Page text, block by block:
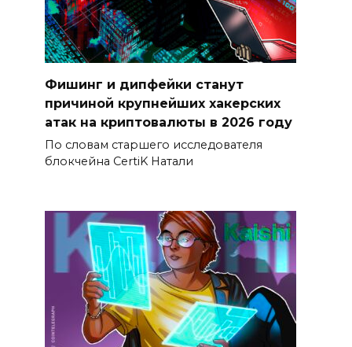
Фишинг и дипфейки станут
причиной крупнейших хакерских
атак на криптовалюты в 2026 году
По словам старшего исследователя
блокчейна CertiK Натали